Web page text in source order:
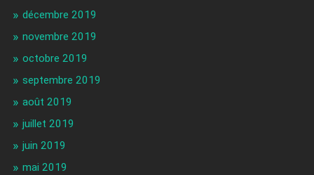
décembre 2019
novembre 2019
octobre 2019
septembre 2019
août 2019
juillet 2019
juin 2019
mai 2019